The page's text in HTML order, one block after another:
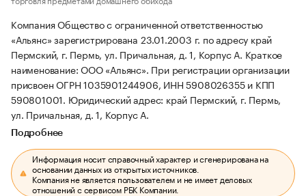
Компания Общество с ограниченной ответственностью
«Альянс» зарегистрирована 23.01.2003 г. по адресу край
Пермский, г. Пермь, ул. Причальная, д. 1, Корпус А. Краткое
наименование: ООО «Альянс». При регистрации организации
присвоен ОГРН 1035901244906, ИНН 5908026355 и КПП
590801001. Юридический адрес: край Пермский, г. Пермь,
ул. Причальная, д. 1, Корпус А.
Подробнее
Информация носит справочный характер и сгенерирована на
основании данных из открытых источников.
Компания не является пользователем и не имеет деловых
отношений с сервисом РБК Компании.